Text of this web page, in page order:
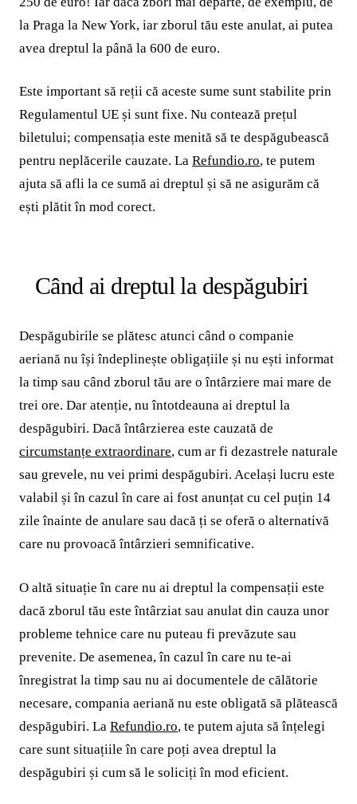
la Praga la New York, iar zborul tău este anulat, ai putea
avea dreptul la până la 600 de euro.
Este important să reții că aceste sume sunt stabilite prin
Regulamentul UE și sunt fixe. Nu contează prețul
biletului; compensația este menită să te despăgubească
pentru neplăcerile cauzate. La Refundio.ro, te putem
ajuta să afli la ce sumă ai dreptul și să ne asigurăm că
ești plătit în mod corect.
Când ai dreptul la despăgubiri
Despăgubirile se plătesc atunci când o companie
aeriană nu își îndeplinește obligațiile și nu ești informat
la timp sau când zborul tău are o întârziere mai mare de
trei ore. Dar atenție, nu întotdeauna ai dreptul la
despăgubiri. Dacă întârzierea este cauzată de
circumstanțe extraordinare, cum ar fi dezastrele naturale
sau grevele, nu vei primi despăgubiri. Același lucru este
valabil și în cazul în care ai fost anunțat cu cel puțin 14
zile înainte de anulare sau dacă ți se oferă o alternativă
care nu provoacă întârzieri semnificative.
O altă situație în care nu ai dreptul la compensații este
dacă zborul tău este întârziat sau anulat din cauza unor
probleme tehnice care nu puteau fi prevăzute sau
prevenite. De asemenea, în cazul în care nu te-ai
înregistrat la timp sau nu ai documentele de călătorie
necesare, compania aeriană nu este obligată să plătească
despăgubiri. La Refundio.ro, te putem ajuta să înțelegi
care sunt situațiile în care poți avea dreptul la
despăgubiri și cum să le soliciți în mod eficient.